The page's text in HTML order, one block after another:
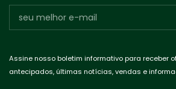
Assine nosso boletim informativo para receber
antecipados, últimas notícias, vendas e